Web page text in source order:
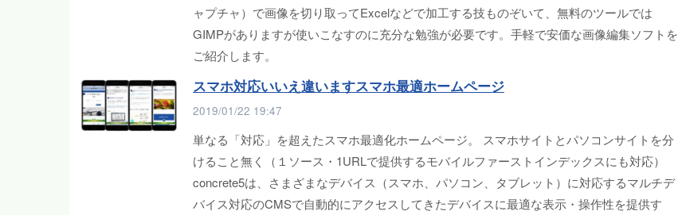
ャプチャ）で画像を切り取ってExcelなどで加工する技ものぞいて、無料のツールでは
GIMPがありますが使いこなすのに充分な勉強が必要です。手軽で安価な画像編集ソフトを
ご紹介します。
スマホ対応いいえ違いますスマホ最適ホームページ
2019/01/22 19:47
単なる「対応」を超えたスマホ最適化ホームページ。 スマホサイトとパソコンサイトを分
けること無く（１ソース・1URLで提供するモバイルファーストインデックスにも対応）
concrete5は、さまざまなデバイス（スマホ、パソコン、タブレット）に対応するマルチデ
バイス対応のCMSで自動的にアクセスしてきたデバイスに最適な表示・操作性を提供す